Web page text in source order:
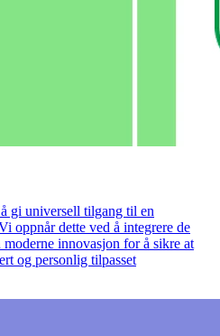
gi universell tilgang til en
oppnår dette ved å integrere de
innovasjon for å sikre at
og personlig tilpasset